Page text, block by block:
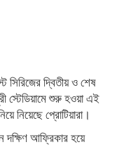
সিরিজের দ্বিতীয় ও শেষ
স্টেডিয়ামে শুরু হওয়া এই
নিয়েছে প্রোটিয়ারা।
দক্ষিণ আফ্রিকার হয়ে